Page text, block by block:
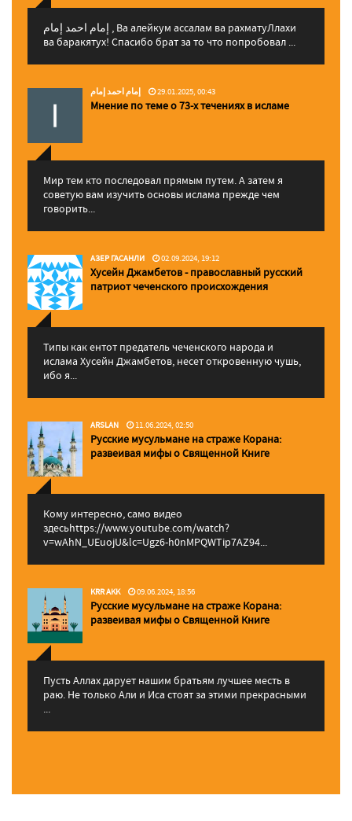
إمام احمد إمام , Ва алейкум ассалам ва рахматуЛлахи
ва баракятух! Спасибо брат за то что попробовал ...
إمام احمد إمام 29.01.2025, 00:43
Мнение по теме о 73-х течениях в исламе
Мир тем кто последовал прямым путем. А затем я
советую вам изучить основы ислама прежде чем
говорить...
АЗЕР ГАСАНЛИ 02.09.2024, 19:12
Хусейн Джамбетов - православный русский
патриот чеченского происхождения
Типы как ентот предатель чеченского народа и
ислама Хусейн Джамбетов, несет откровенную чушь,
ибо я...
ARSLAN 11.06.2024, 02:50
Русские мусульмане на страже Корана:
pазвеивая мифы о Священной Книге
Кому интересно, само видео
здесьhttps://www.youtube.com/watch?
v=wAhN_UEuojU&lc=Ugz6-h0nMPQWTip7AZ94...
KRR AKK 09.06.2024, 18:56
Русские мусульмане на страже Корана:
pазвеивая мифы о Священной Книге
Пусть Аллах дарует нашим братьям лучшее месть в
раю. Не только Али и Иса стоят за этими прекрасными
...